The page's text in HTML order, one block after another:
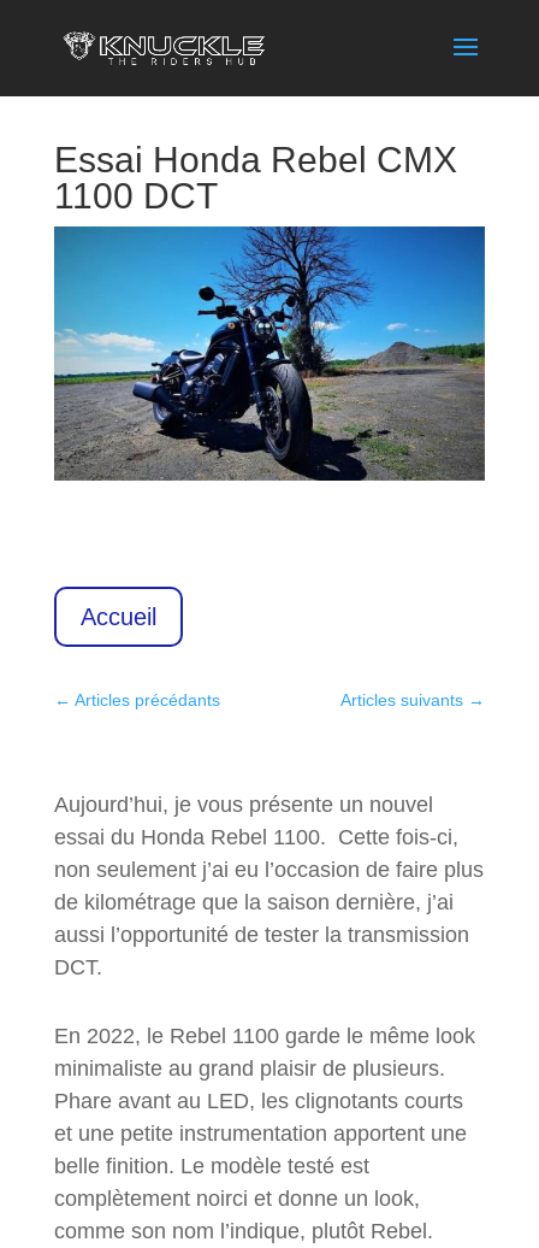
Essai Honda Rebel CMX
1100 DCT
Accueil
← Articles précédants Articles suivants →
Aujourd’hui, je vous présente un nouvel
essai du Honda Rebel 1100. Cette fois-ci,
non seulement j’ai eu l’occasion de faire plus
de kilométrage que la saison dernière, j’ai
aussi l’opportunité de tester la transmission
DCT.
En 2022, le Rebel 1100 garde le même look
minimaliste au grand plaisir de plusieurs.
Phare avant au LED, les clignotants courts
et une petite instrumentation apportent une
belle finition. Le modèle testé est
complètement noirci et donne un look,
comme son nom l’indique, plutôt Rebel.